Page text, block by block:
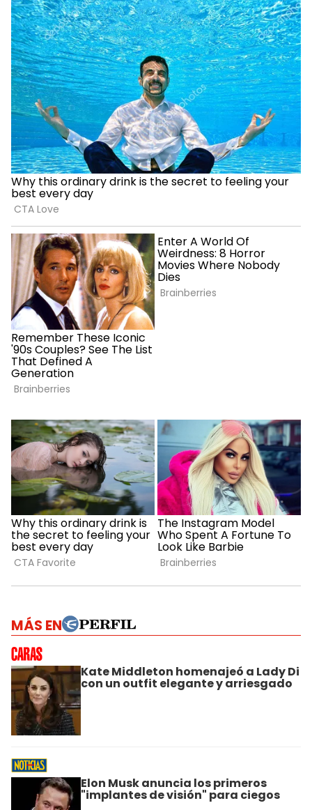
MÁS EN
Kate Middleton homenajeó a Lady Di
con un outfit elegante y arriesgado
Elon Musk anuncia los primeros
"implantes de visión" para ciegos